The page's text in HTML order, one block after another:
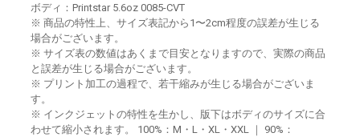
ボディ：Printstar 5.6oz 0085-CVT
※ 商品の特性上、サイズ表記から1〜2cm程度の誤差が生じる
場合がございます。
※ サイズ表の数値はあくまで目安となりますので、実際の商品
と誤差が生じる場合がございます。
※ プリント加工の過程で、若干縮みが生じる場合がございま
す。
※ インクジェットの特性を生かし、版下はボディのサイズに合
わせて縮小されます。 100%：M・L・XL・XXL ｜ 90%：